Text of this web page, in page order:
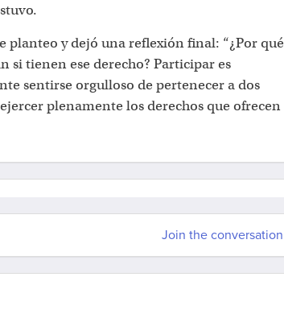
planteo y dejó una reflexión final: “¿Por qué
si tienen ese derecho? Participar es
sentirse orgulloso de pertenecer a dos
plenamente los derechos que ofrecen
Join the conversation